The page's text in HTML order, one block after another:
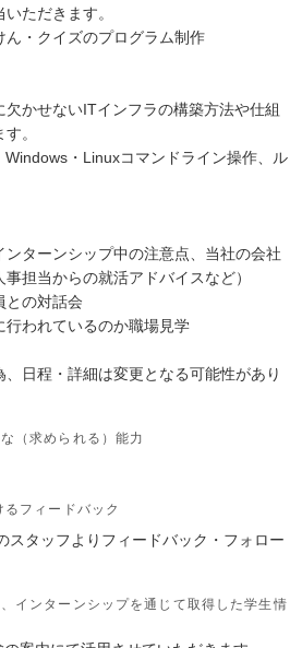
ただきます。
・クイズのプログラム制作
かせないITインフラの構築方法や仕組
。
・Linuxコマンドライン操作、ル
ンターンシップ中の注意点、当社の会社
担当からの就活アドバイスなど）
との対話会
行われているのか職場見学
日程・詳細は変更となる可能性があり
（求められる）能力
フィードバック
スタッフよりフィードバック・フォロー
インターンシップを通じて取得した学生情